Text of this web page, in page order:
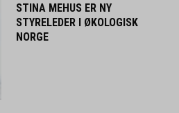
STINA MEHUS ER NY
STYRELEDER I ØKOLOGISK
NORGE